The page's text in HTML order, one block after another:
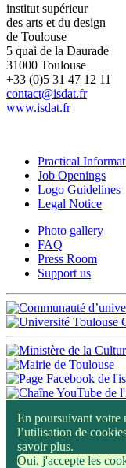
institut supérieur
des arts et du design
de Toulouse
5 quai de la Daurade
31000 Toulouse
+33 (0)5 31 47 12 11
contact@isdat.fr
www.isdat.fr
Practical
Job Openings
Logo Guidelines
Legal Notice
Photo gallery
FAQ
Press Room
Support us
En poursuivant votre
l’utilisation de
savoir plus.
Oui, j'accepte les